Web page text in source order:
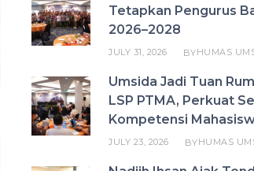
Tetapkan Pengurus
2026–2028
JULY 31, 2026 BYHUMAS
Umsida Jadi Tuan
LSP PTMA, Perkuat
Kompetensi
JULY 23, 2026 BYHUMAS